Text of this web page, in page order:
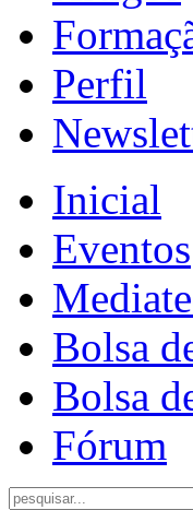
Perfil
Inicial
Eventos
Bolsa
Bolsa
Fórum